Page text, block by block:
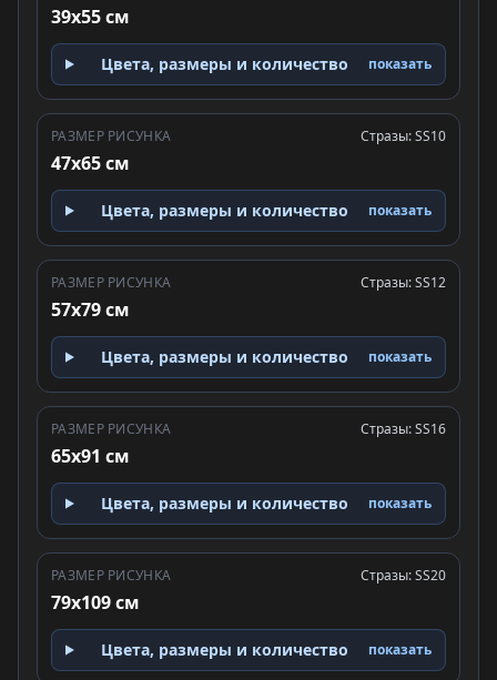
39x55 см
Цвета, размеры и количество показать
РАЗМЕР РИСУНКА
47x65 см
Стразы: SS10
Цвета, размеры и количество показать
РАЗМЕР РИСУНКА
57x79 см
Стразы: SS12
Цвета, размеры и количество показать
РАЗМЕР РИСУНКА
65x91 см
Стразы: SS16
Цвета, размеры и количество показать
РАЗМЕР РИСУНКА
79x109 см
Стразы: SS20
Цвета, размеры и количество показать